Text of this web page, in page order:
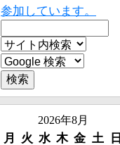
参加しています。
2026年8月
月 火 水 木 金 土
日